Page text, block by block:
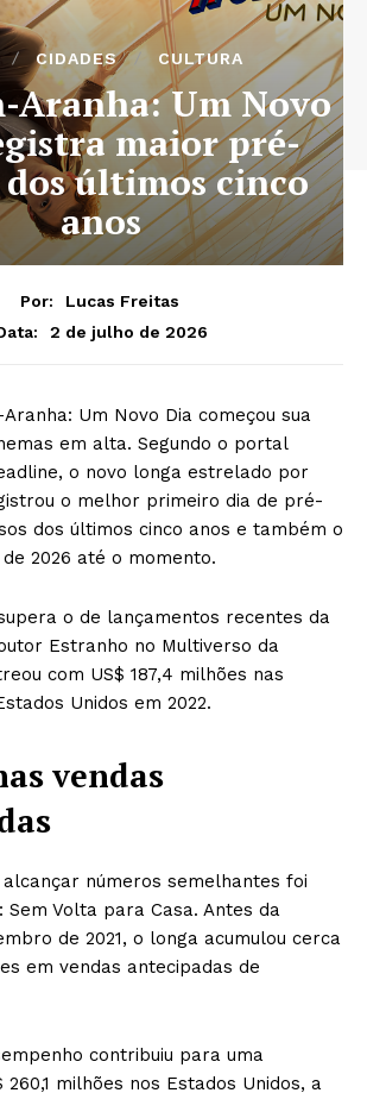
CIDADES CULTURA
Aranha: Um Novo
maior pré-
últimos cinco
anos
Por:
Lucas Freitas
2 de julho de 2026
Um Novo Dia começou sua
em alta. Segundo o portal
o novo longa estrelado por
o melhor primeiro dia de pré-
dos últimos cinco anos e também o
2026 até o momento.
o de lançamentos recentes da
Estranho no Multiverso da
com US$ 187,4 milhões nas
Unidos em 2022.
vendas
números semelhantes foi
Sem Volta para Casa. Antes da
de 2021, o longa acumulou cerca
em vendas antecipadas de
contribuiu para uma
milhões nos Estados Unidos, a